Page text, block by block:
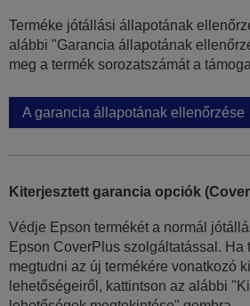
Terméke jótállási állapotának
alábbi "Garancia állapotának
meg a termék sorozatszámát a
A garancia állapotának ellenőrzése
Kiterjesztett garancia opciók
Védje Epson termékét a normál
Epson CoverPlus szolgáltatással. Ha
megtudni az új termékére vonatkozó
lehetőségeiről, kattintson az alábbi